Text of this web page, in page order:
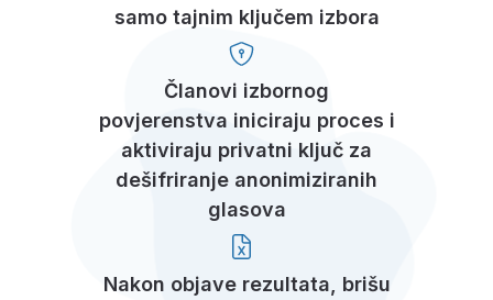
samo tajnim ključem izbora
Članovi izbornog
povjerenstva iniciraju proces i
aktiviraju privatni ključ za
dešifriranje anonimiziranih
glasova
Nakon objave rezultata, brišu